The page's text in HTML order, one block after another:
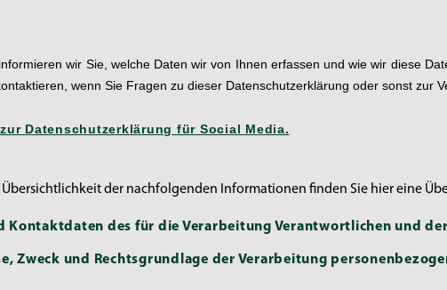
wir Sie, welche Daten wir von Ihnen erfassen und wie wir diese
wenn Sie Fragen zu dieser Datenschutzerklärung oder sonst zur
Datenschutzerklärung für Social Media.
Übersichtlichkeit der nachfolgenden Informationen finden Sie hier eine
Kontaktdaten des für die Verarbeitung Verantwortlichen und
Zweck und Rechtsgrundlage der Verarbeitung